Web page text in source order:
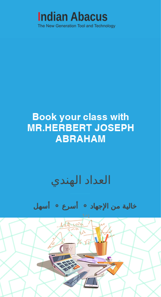
Book your class with
MR.HERBERT JOSEPH
ABRAHAM
العداد الهندي
أسهل ⚬ أسرع ⚬ خالية من الإجهاد